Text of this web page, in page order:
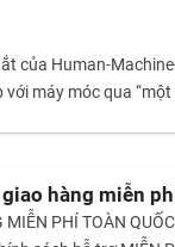
của Human-
với máy móc qua
hàng miễn
MIỄN PHÍ TOÀN